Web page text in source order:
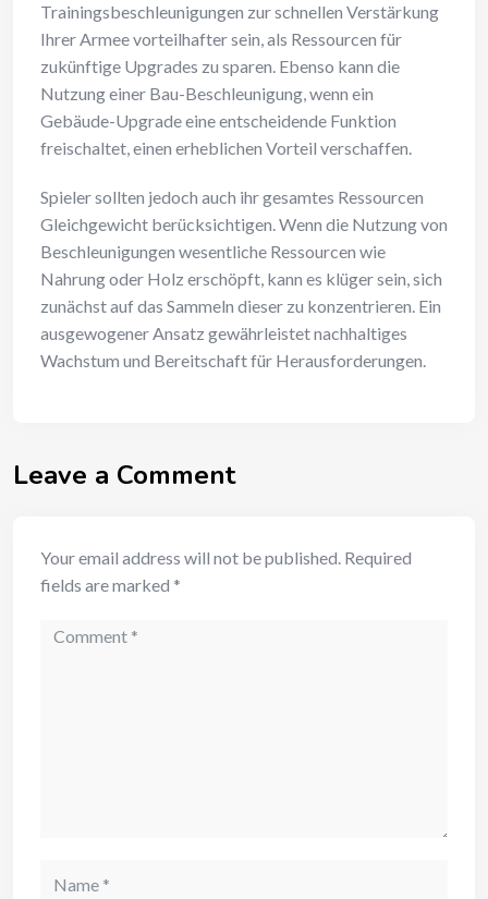
Trainingsbeschleunigungen zur schnellen Verstärkung
Ihrer Armee vorteilhafter sein, als Ressourcen für
zukünftige Upgrades zu sparen. Ebenso kann die
Nutzung einer Bau-Beschleunigung, wenn ein
Gebäude-Upgrade eine entscheidende Funktion
freischaltet, einen erheblichen Vorteil verschaffen.
Spieler sollten jedoch auch ihr gesamtes Ressourcen
Gleichgewicht berücksichtigen. Wenn die Nutzung von
Beschleunigungen wesentliche Ressourcen wie
Nahrung oder Holz erschöpft, kann es klüger sein, sich
zunächst auf das Sammeln dieser zu konzentrieren. Ein
ausgewogener Ansatz gewährleistet nachhaltiges
Wachstum und Bereitschaft für Herausforderungen.
Leave a Comment
Your email address will not be published. Required
fields are marked *
Comment